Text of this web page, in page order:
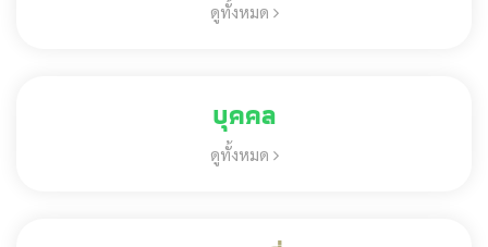
ดูทั้งหมด
บุคคล
ดูทั้งหมด